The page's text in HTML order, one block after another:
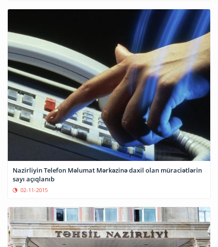
Nazirliyin Telefon Məlumat Mərkəzinə daxil olan müraciətlərin
sayı açıqlanıb
02-11-2015